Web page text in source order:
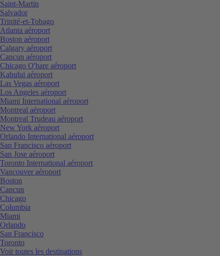
Saint-Martin
Salvador
Trinité-et-Tobago
Atlanta aéroport
Boston aéroport
Calgary aéroport
Cancun aéroport
Chicago O'hare aéroport
Kahului aéroport
Las Vegas aéroport
Los Angeles aéroport
Miami International aéroport
Montreal aéroport
Montreal Trudeau aéroport
New York aéroport
Orlando International aéroport
San Francisco aéroport
San Jose aéroport
Toronto International aéroport
Vancouver aéroport
Boston
Cancun
Chicago
Columbia
Miami
Orlando
San Francisco
Toronto
Voir toutes les destinations